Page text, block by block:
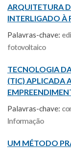
ARQUITETURA
INTERLIGADO À
Palavras-chave:
fotovoltaico
TECNOLOGIA
(TIC) APLICADA
Palavras-chave:
Informação
UM MÉTODO